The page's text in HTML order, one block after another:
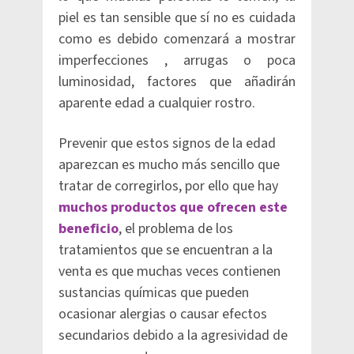
piel es tan sensible que sí no es cuidada
como es debido comenzará a mostrar
imperfecciones , arrugas o poca
luminosidad, factores que añadirán
aparente edad a cualquier rostro.
Prevenir que estos signos de la edad
aparezcan es mucho más sencillo que
tratar de corregirlos, por ello que hay
muchos productos que ofrecen este
beneficio, el problema de los
tratamientos que se encuentran a la
venta es que muchas veces contienen
sustancias químicas que pueden
ocasionar alergias o causar efectos
secundarios debido a la agresividad de